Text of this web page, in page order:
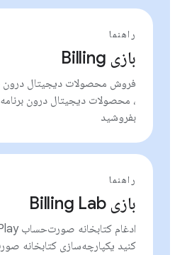
راهنما
بازی Billing
فروش محصولات دیجیتال درون
، محصولات دیجیتال درون
بفروشید
راهنما
بازی Billing Lab